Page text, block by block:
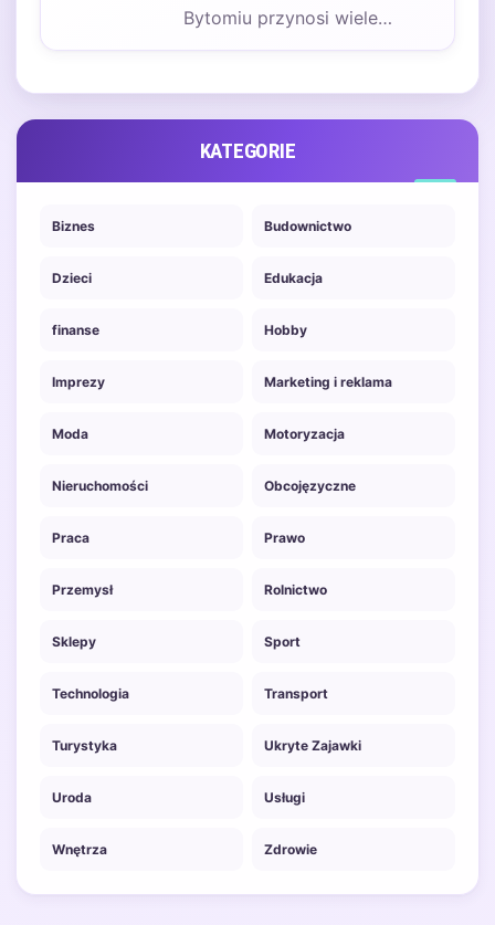
Bytomiu przynosi wiele
korzyści dla firm, które chcą
KATEGORIE
Biznes Budownictwo
Dzieci Edukacja
finanse Hobby
Imprezy Marketing i reklama
Moda Motoryzacja
Nieruchomości Obcojęzyczne
Praca Prawo
Przemysł Rolnictwo
Sklepy Sport
Technologia Transport
Turystyka Ukryte Zajawki
Uroda Usługi
Wnętrza Zdrowie